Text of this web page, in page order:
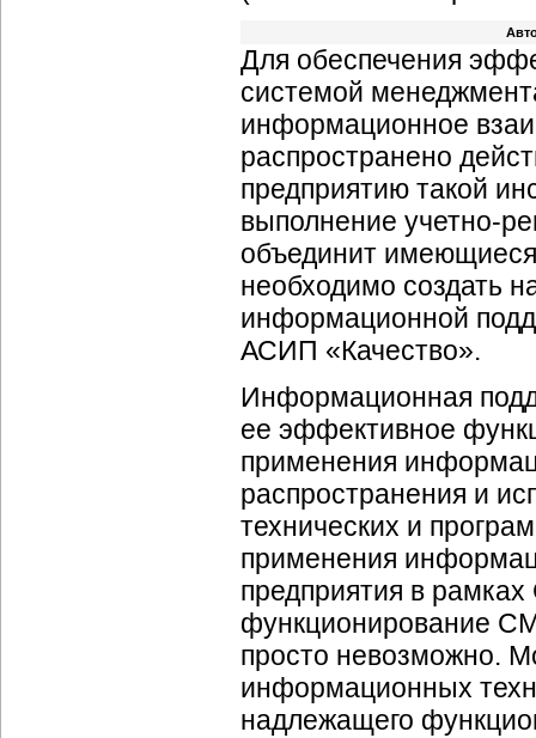
Для обеспечения
системой
информационное
распространено
предприятию такой
выполнение учетно-
объединит
необходимо создать
информационной
АСИП «Качество».
Информационная
ее эффективное
применения
распространения и
технических и
применения
предприятия в
функционирование
просто невозможно.
информационных
надлежащего